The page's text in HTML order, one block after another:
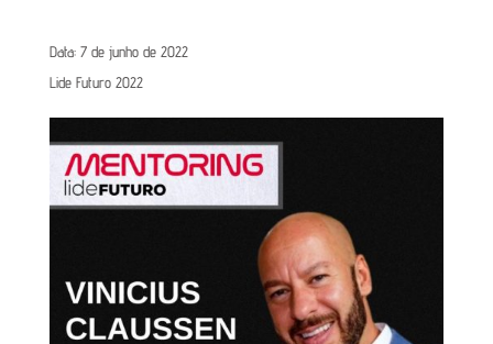
Data: 7 de junho de 2022
Lide Futuro 2022